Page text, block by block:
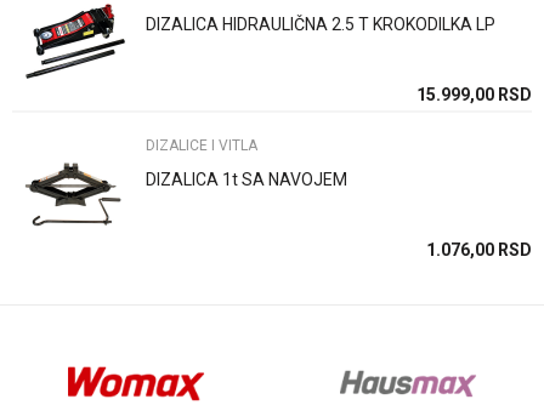
Anti-spam zaštita - izračunajte koliko je 9 - 4 :
POŠALJI
DIZALICA HIDRAULIČNA 2.5 T KROKODILKA LP
15.999,00 RSD
DIZALICE I VITLA
DIZALICA 1t SA NAVOJEM
1.076,00 RSD